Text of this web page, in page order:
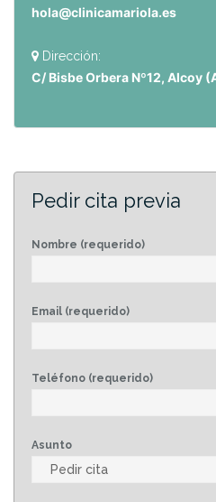
hola@clinicamariola.es
Dirección:
C/ Bisbe Orbera Nº12, Alcoy
Pedir cita previa
Nombre (requerido)
Email (requerido)
Teléfono (requerido)
Asunto